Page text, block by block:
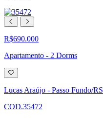
R$690.000
Apartamento - 2 Dorms
Adicionar
à
de
Lucas Araújo - Passo Fundo/RS
COD.35472